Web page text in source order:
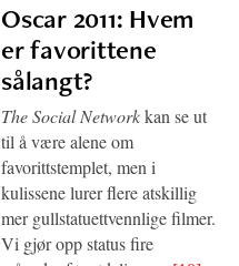
Oscar 2011: Hvem
er favorittene
sålangt?
The Social Networkkan se ut
til å være alene om
favorittstemplet, men i
kulissene lurer flere atskillig
mer gullstatuettvennlige filmer.
Vi gjør opp status fire